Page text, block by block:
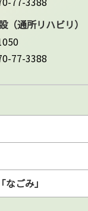
（通所リハビリ）
77-3388
ごみ」